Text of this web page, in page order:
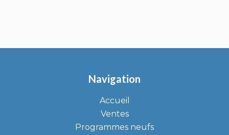
Navigation
Accueil
Ventes
Programmes neufs